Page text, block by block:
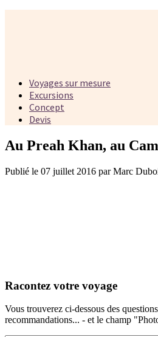
Voyages sur mesure
Excursions
Concept
Devis
Au Preah Khan, au
Publié le 07 juillet 2016 par Marc
Racontez votre voyage
Vous trouverez ci-dessous des
recommandations... - et le champ